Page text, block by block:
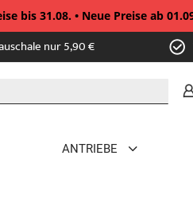
bis 31.08. • Neue Preise ab
nur 5,90 €
ANTRIEBE